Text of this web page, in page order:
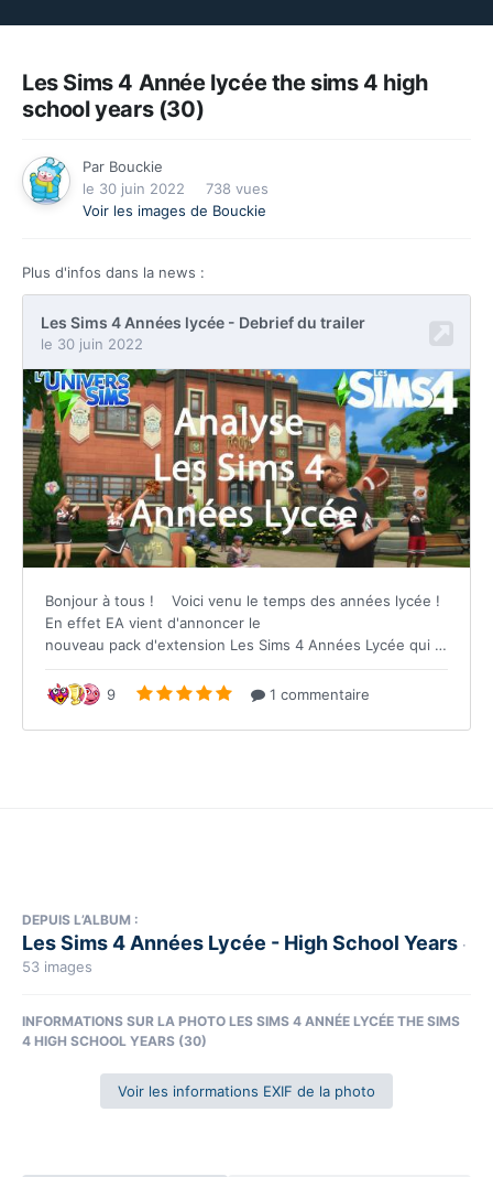
Les Sims 4 Année lycée the sims 4 high
school years (30)
Par Bouckie
le 30 juin 2022
738 vues
Voir les images de Bouckie
Plus d'infos dans la news :
DEPUIS L’ALBUM :
Les Sims 4 Années Lycée - High School Years ·
53 images
INFORMATIONS SUR LA PHOTO LES SIMS 4 ANNÉE LYCÉE THE SIMS
4 HIGH SCHOOL YEARS (30)
Voir les informations EXIF de la photo